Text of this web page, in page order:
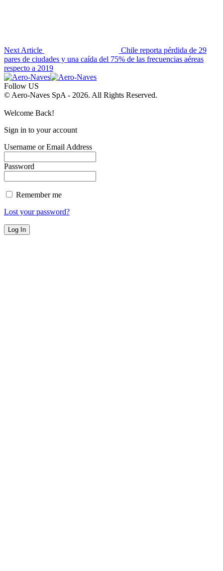
Next Article
Chile reporta pérdida de 29
pares de ciudades y una caída del 75% de las frecuencias aéreas
respecto a 2019
Follow US
© Aero-Naves SpA - 2026. All Rights Reserved.
Welcome Back!
Sign in to your account
Username or Email Address
Password
Remember me
Lost your password?